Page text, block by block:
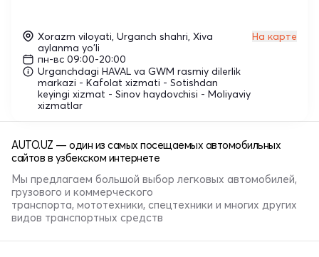
На карте
Xorazm viloyati, Urganch shahri, Xiva
aylanma yo'li
пн-вс 09:00-20:00
Urganchdagi HAVAL va GWM rasmiy dilerlik
markazi - Kafolat xizmati - Sotishdan
keyingi xizmat - Sinov haydovchisi - Moliyaviy
xizmatlar
AUTO.UZ — один из самых посещаемых автомобильных
сайтов в узбекском интернете
Мы предлагаем большой выбор легковых автомобилей,
грузового и коммерческого
транспорта, мототехники, спецтехники и многих других
видов транспортных средств